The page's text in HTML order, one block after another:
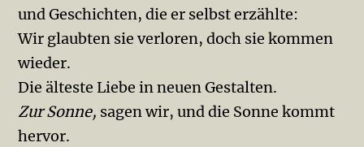
und Geschichten, die er selbst erzählte:
Wir glaubten sie verloren, doch sie kommen
wieder.
Die älteste Liebe in neuen Gestalten.
Zur Sonne, sagen wir, und die Sonne kommt
hervor.